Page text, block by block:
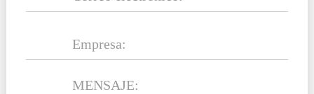
MENSAJE: